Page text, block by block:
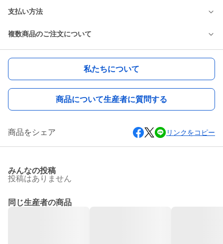
支払い方法
複数商品のご注文について
私たちについて
商品について生産者に質問する
商品をシェア リンクをコピー
みんなの投稿
投稿はありません
同じ生産者の商品